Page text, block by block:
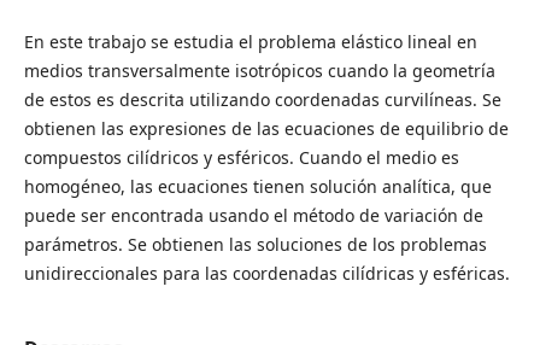
En este trabajo se estudia el problema elástico lineal en
medios transversalmente isotrópicos cuando la geometría
de estos es descrita utilizando coordenadas curvilíneas. Se
obtienen las expresiones de las ecuaciones de equilibrio de
compuestos cilídricos y esféricos. Cuando el medio es
homogéneo, las ecuaciones tienen solución analítica, que
puede ser encontrada usando el método de variación de
parámetros. Se obtienen las soluciones de los problemas
unidireccionales para las coordenadas cilídricas y esféricas.